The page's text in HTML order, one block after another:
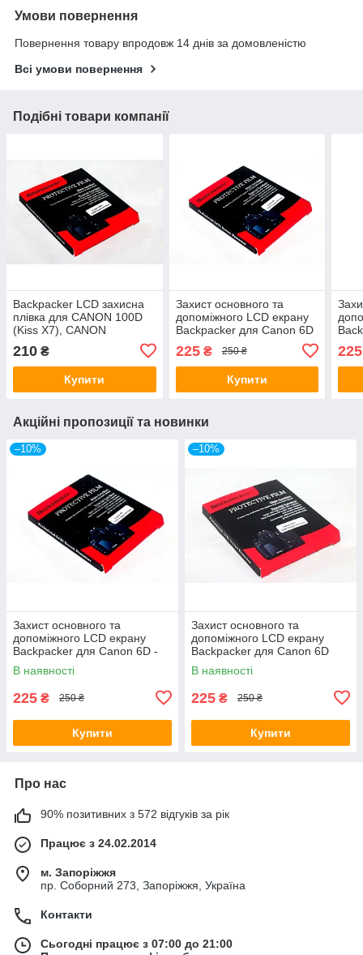
Умови повернення
Повернення товару впродовж 14 днів за домовленістю
Всі умови повернення
Подібні товари компанії
Backpacker LCD захисна
плівка для CANON 100D
(Kiss X7), CANON
PowerShot G1X Mark II -
загартоване скло
210 ₴
Купити
Захист основного та
допоміжного LCD екрану
Backpacker для Canon 6D
225₴ 250 ₴
Купити
225
Акційні пропозиції та новинки
–10%
Захист основного та
допоміжного LCD екрану
Backpacker для Canon 6D -
загартоване скло
В наявності
225 ₴ 250 ₴
Купити
–10%
Захист основного та
допоміжного LCD екрану
Backpacker для Canon 6D
Mark II - загартоване скло
В наявності
225 ₴ 250 ₴
Купити
Про нас
90% позитивних з 572 відгуків за рік
Працює з 24.02.2014
м. Запоріжжя
пр. Соборний 273, Запоріжжя, Україна
Контакти
Сьогодні працює з 07:00 до 21:00